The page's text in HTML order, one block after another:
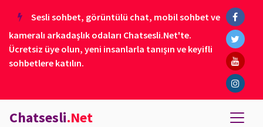
Sesli sohbet, görüntülü chat, mobil sohbet ve
kameralı arkadaşlık odaları Chatsesli.Net'te.
Ücretsiz üye olun, yeni insanlarla tanışın ve keyifli
sohbetlere katılın.
Chatsesli.Net